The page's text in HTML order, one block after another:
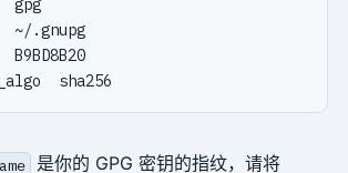
%_signature   gpg
%_gpg_path    ~/.gnupg
%_gpg_name    B9BD8B20
是你的 GPG 密钥的指纹，请将